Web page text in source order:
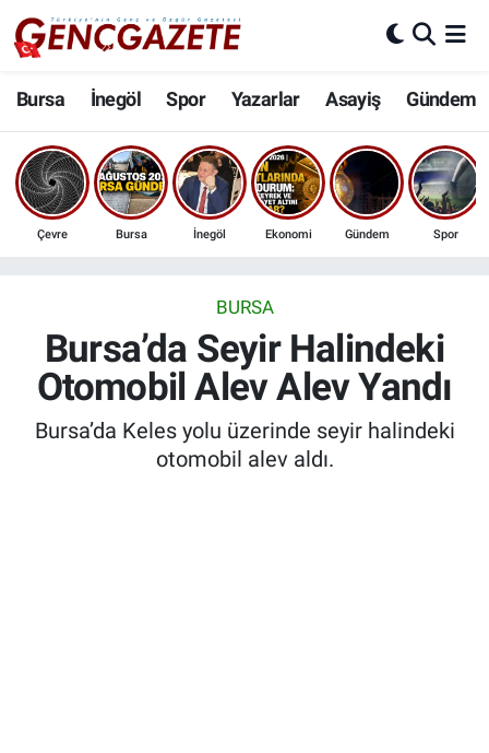
Bursa İnegöl Spor Yazarlar Asayiş Gündem
Çevre Bursa İnegöl Ekonomi Gündem Spor
BURSA
Bursa’da Seyir Halindeki
Otomobil Alev Alev Yandı
Bursa’da Keles yolu üzerinde seyir halindeki
otomobil alev aldı.
Bursa
İnegöl
3.SAYFA
Ekonomi
Güncel
Nöbetçi Eczaneler
Hava Durumu
Trafik Durumu
Son Dakika Haberleri
Haber Arşivi